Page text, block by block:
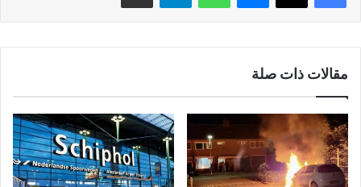
مقالات ذات صلة